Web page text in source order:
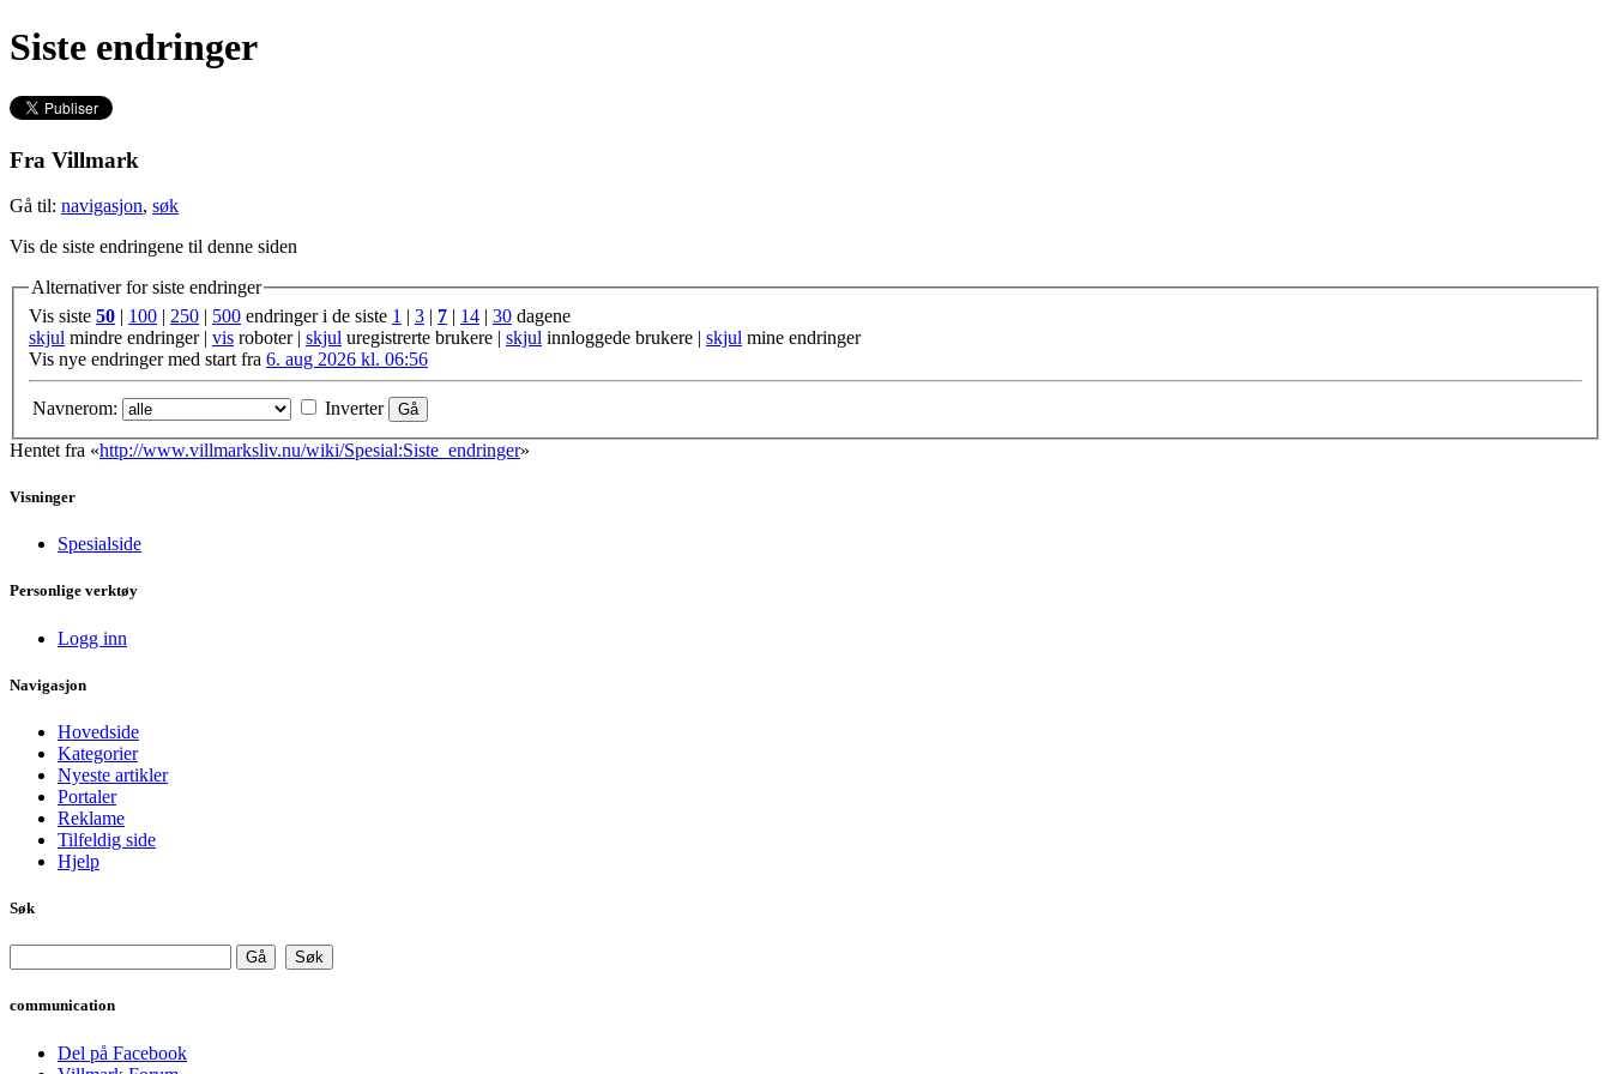
Siste endringer
Fra Villmark
Gå til: navigasjon, søk
Vis de siste endringene til denne siden
Alternativer for siste endringer
Vis siste 50 | 100 | 250 | 500 endringer i de siste 1 | 3 | 7 | 14 | 30 dagene
skjul mindre endringer | vis roboter | skjul uregistrerte brukere | skjul innloggede brukere | skjul mine endringer
Vis nye endringer med start fra 6. aug 2026 kl. 06:56
Navnerom: Inverter
Hentet fra «http://www.villmarksliv.nu/wiki/Spesial:Siste_endringer»
Visninger
Spesialside
Personlige verktøy
Logg inn
Navigasjon
Hovedside
Kategorier
Nyeste artikler
Portaler
Reklame
Tilfeldig side
Hjelp
Søk
communication
Del på Facebook